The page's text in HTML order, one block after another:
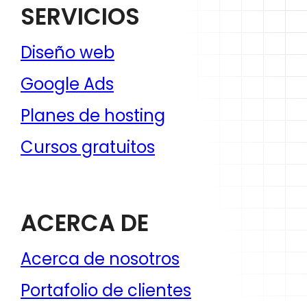
SERVICIOS
Diseño web
Google Ads
Planes de hosting
Cursos gratuitos
ACERCA DE
Acerca de nosotros
Portafolio de clientes